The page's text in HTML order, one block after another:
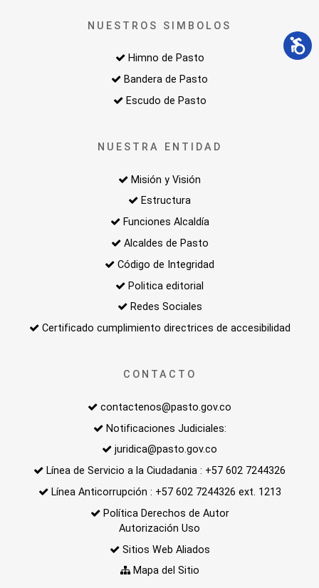
NUESTROS SIMBOLOS
Himno de Pasto
Bandera de Pasto
Escudo de Pasto
NUESTRA ENTIDAD
Misión y Visión
Estructura
Funciones Alcaldía
Alcaldes de Pasto
Código de Integridad
Politica editorial
Redes Sociales
Certificado cumplimiento directrices de accesibilidad
CONTACTO
contactenos@pasto.gov.co
Notificaciones Judiciales:
juridica@pasto.gov.co
Línea de Servicio a la Ciudadania : +57 602 7244326
Línea Anticorrupción : +57 602 7244326 ext. 1213
Política Derechos de Autor
Autorización Uso
Sitios Web Aliados
Mapa del Sitio